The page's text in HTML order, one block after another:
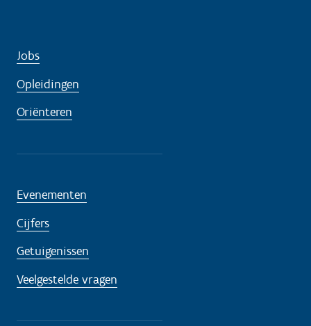
Jobs
Opleidingen
Oriënteren
Evenementen
Cijfers
Getuigenissen
Veelgestelde vragen